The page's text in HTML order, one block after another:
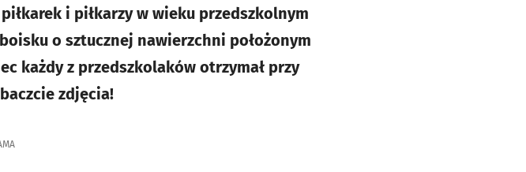
i piłkarzy w wieku przedszkolnym
o sztucznej nawierzchni położonym
każdy z przedszkolaków otrzymał przy
zdjęcia!